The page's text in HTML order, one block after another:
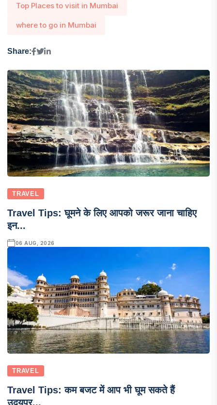
Top Places to visit in Mumbai
where to go in Mumbai
Share:
TRAVEL
Travel Tips: घूमने के लिए आपको जरूर जाना चाहिए
इन...
06 AUG, 2026
TRAVEL
Travel Tips: कम बजट में आप भी घूम सकते हैं
उदयपुर...